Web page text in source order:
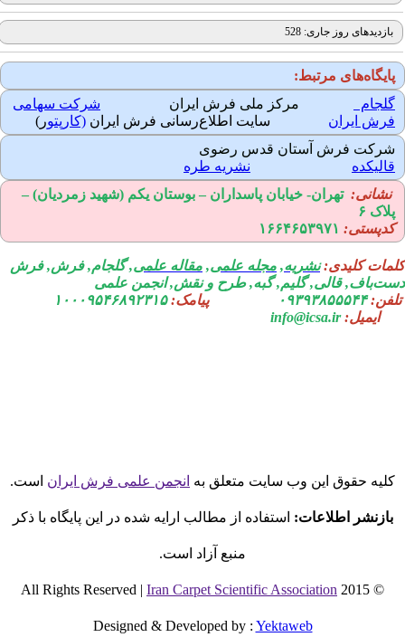
بازدیدهای روز جاری: 528
پایگاه‌های مرتبط:
گلجام
مرکز ملی فرش ایران
شرکت سهامی
فرش ایران سایت اطلاع‌رسانی فرش ایران(کارپتور)
شرکت فرش آستان قدس رضوی
قالیکده
نشریه طره
نشانی: تهران-خیابان پاسداران – بوستان یکم (شهید زمردیان) –
پلاک ۶
کدپستی:۱۶۶۴۶۵۳۹۷۱
کلیدی: نشریه,مجله علمی,مقاله علمی, گلجام, فرش, فرش
قالی, گلیم, گبه, طرح و نقش, انجمن علمی
۰۹۳۹۳۸۵۵۵۴۴ پیامک:
۱۰۰۰۹۵۴۶۸۹۲۳۱۵
ایمیل:info@icsa.ir
کلیه حقوق این وب سایت متعلق به انجمن علمی فرش ایران است.
بازنشر اطلاعات:استفاده از مطالب ارایه شده در این پایگاه با ذکر
منبع آزاد است.
© 2015 All Rights Reserved |
Iran Carpet Scientific Association
Designed & Developed by:Yektaweb